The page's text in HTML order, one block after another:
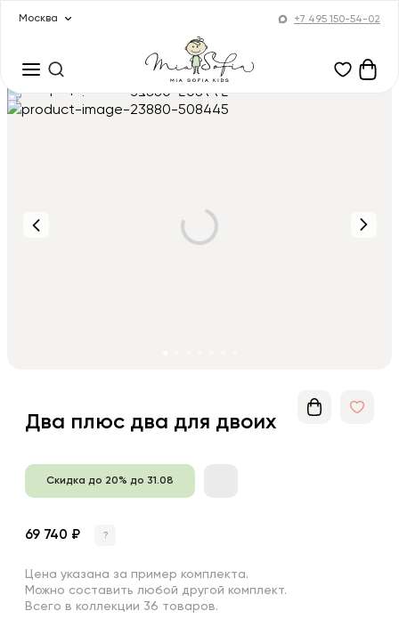
Москва +7 495 150-54-02
Два плюс два для двоих
Скидка до 20% до 31.08
69 740 ₽ ?
Цена указана за пример комплекта.
Можно составить любой другой комплект.
Всего в коллекции 36 товаров.